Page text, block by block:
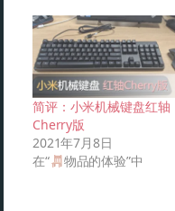
简评：小米机械键盘红轴
Cherry版
2021年7月8日
在“
物品的体验”中